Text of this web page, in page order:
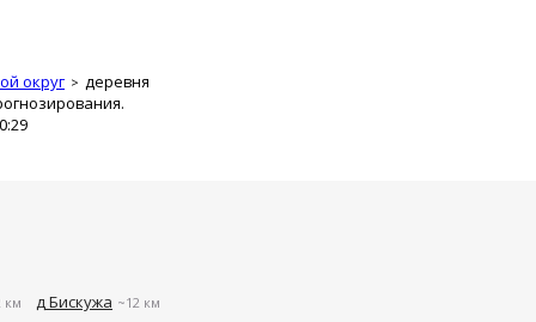
округ
деревня
км д Бискужа ~12 км